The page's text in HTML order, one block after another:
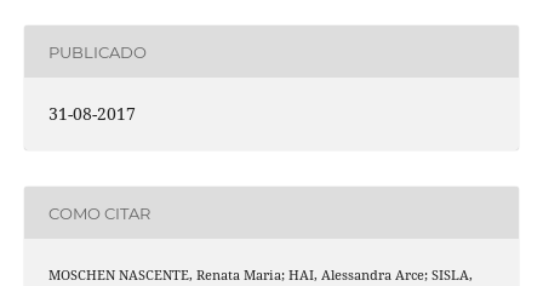
PUBLICADO
31-08-2017
COMO CITAR
MOSCHEN NASCENTE, Renata Maria; HAI, Alessandra Arce; SISLA,